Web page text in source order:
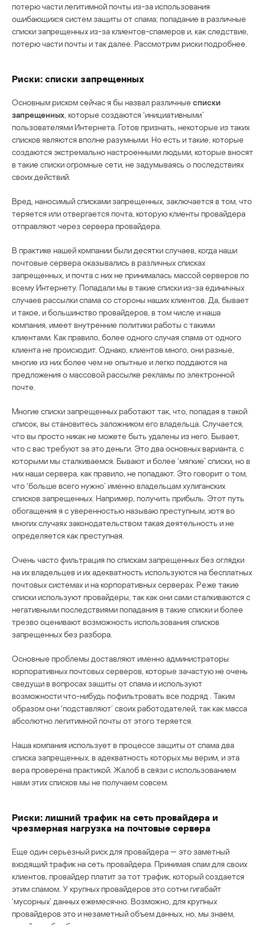
потерю части легитимной почты из-за использования
ошибающихся систем защиты от спама; попадание в различные
списки запрещенных из-за клиентов-спамеров и, как следствие,
потерю части почты и так далее. Рассмотрим риски подробнее.
Риски: списки запрещенных
Основным риском сейчас я бы назвал различные списки
запрещенных , которые создаются ‘инициативными’
пользователями Интернета. Готов признать, некоторые из таких
списков являются вполне разумными. Но есть и такие, которые
создаются экстремально настроенными людьми, которые вносят
в такие списки огромные сети, не задумываясь о последствиях
своих действий.
Вред, наносимый списками запрещенных, заключается в том, что
теряется или отвергается почта, которую клиенты провайдера
отправляют через сервера провайдера.
В практике нашей компании были десятки случаев, когда наши
почтовые сервера оказывались в различных списках
запрещенных, и почта с них не принималась массой серверов по
всему Интернету. Попадали мы в такие списки из-за единичных
случаев рассылки спама со стороны наших клиентов. Да, бывает
и такое, и большинство провайдеров, в том числе и наша
компания, имеет внутренние политики работы с такими
клиентами. Как правило, более одного случая спама от одного
клиента не происходит. Однако, клиентов много, они разные,
многие из них более чем не опытные и легко поддаются на
предложения о массовой рассылке рекламы по электронной
почте.
Многие списки запрещенных работают так, что, попадая в такой
список, вы становитесь заложником его владельца. Случается,
что вы просто никак не можете быть удалены из него. Бывает,
что с вас требуют за это деньги. Это два основных варианта, с
которыми мы сталкиваемся. Бывают и более ‘мягкие’ списки, но в
них наши сервера, как правило, не попадают. Это говорит о том,
что ‘больше всего нужно’ именно владельцам хулиганских
списков запрещенных. Например, получить прибыль. Этот путь
обогащения я с уверенностью называю преступным, хотя во
многих случаях законодательством такая деятельность и не
определяется как преступная.
Очень часто фильтрация по спискам запрещенных без оглядки
на их владельцев и их адекватность используются на бесплатных
почтовых системах и на корпоративных серверах. Реже такие
списки используют провайдеры, так как они сами сталкиваются с
негативными последствиями попадания в такие списки и более
трезво оценивают возможность использования списков
запрещенных без разбора.
Основные проблемы доставляют именно администраторы
корпоративных почтовых серверов, которые зачастую не очень
сведущи в вопросах защиты от спама и используют
возможности что-нибудь пофильтровать все подряд . Таким
образом они ‘подставляют’ своих работодателей, так как масса
абсолютно легитимной почты от этого теряется.
Наша компания использует в процессе защиты от спама два
списка запрещенных, в адекватность которых мы верим, и эта
вера проверена практикой. Жалоб в связи с использованием
нами этих списков мы не получаем совсем.
Риски: лишний трафик на сеть провайдера и
чрезмерная нагрузка на почтовые сервера
Еще один серьезный риск для провайдера — это заметный
входящий трафик на сеть провайдера. Принимая спам для своих
клиентов, провайдер платит за тот трафик, который создается
этим спамом. У крупных провайдеров это сотни гигабайт
‘мусорных’ данных ежемесячно. Возможно, для крупных
провайдеров это и незаметный объем данных, но, мы знаем,